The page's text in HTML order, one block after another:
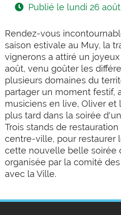
Publié le lundi 26
Rendez-vous
saison estivale au Muy, la
vignerons a attiré un
août, venu goûter les
plusieurs domaines du
partager un moment festif,
musiciens en live, Oliver et
plus tard dans la soirée
Trois stands de
centre-ville, pour restaurer
cette nouvelle belle soirée
organisée par la comité
avec la Ville.